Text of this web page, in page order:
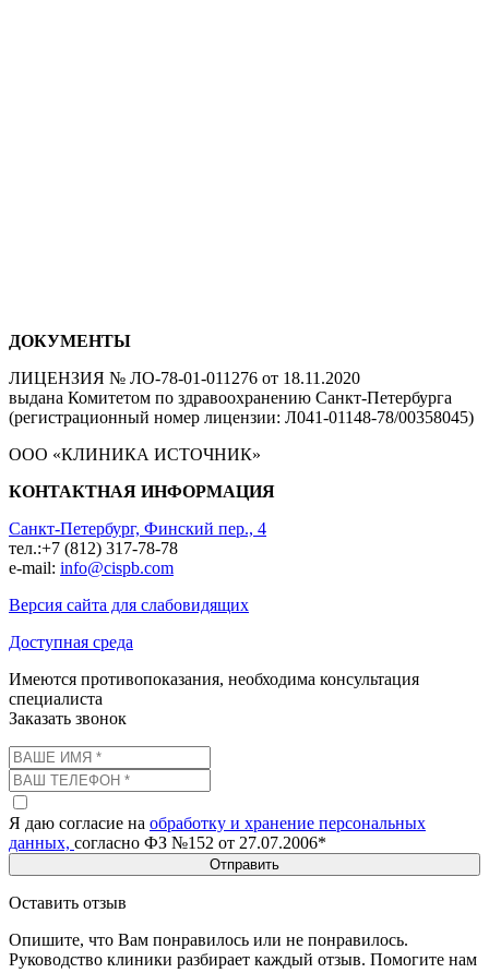
ДОКУМЕНТЫ
ЛИЦЕНЗИЯ № ЛО-78-01-011276 от 18.11.2020
выдана Комитетом по здравоохранению Санкт-Петербурга
(регистрационный номер лицензии: Л041-01148-78/00358045)
ООО «КЛИНИКА ИСТОЧНИК»
КОНТАКТНАЯ ИНФОРМАЦИЯ
Санкт-Петербург, Финский пер., 4
тел.:+7 (812) 317-78-78
e-mail: info@cispb.com
Версия сайта для слабовидящих
Доступная среда
Имеются противопоказания, необходима консультация
специалиста
Заказать звонок
Я даю согласие на обработку и хранение персональных
данных, согласно ФЗ №152 от 27.07.2006*
Отправить
Оставить отзыв
Опишите, что Вам понравилось или не понравилось.
Руководство клиники разбирает каждый отзыв. Помогите нам